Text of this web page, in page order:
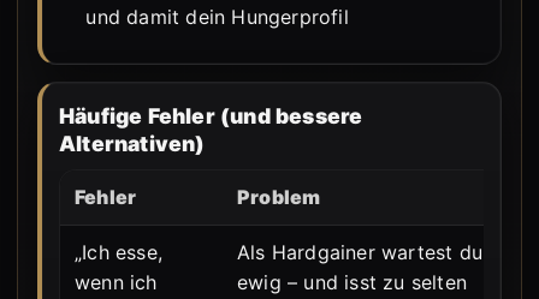
und damit dein Hungerprofil
Häufige Fehler (und bessere
Alternativen)
Fehler Problem
„Ich esse,
wenn ich
Als Hardgainer wartest du
ewig – und isst zu selten